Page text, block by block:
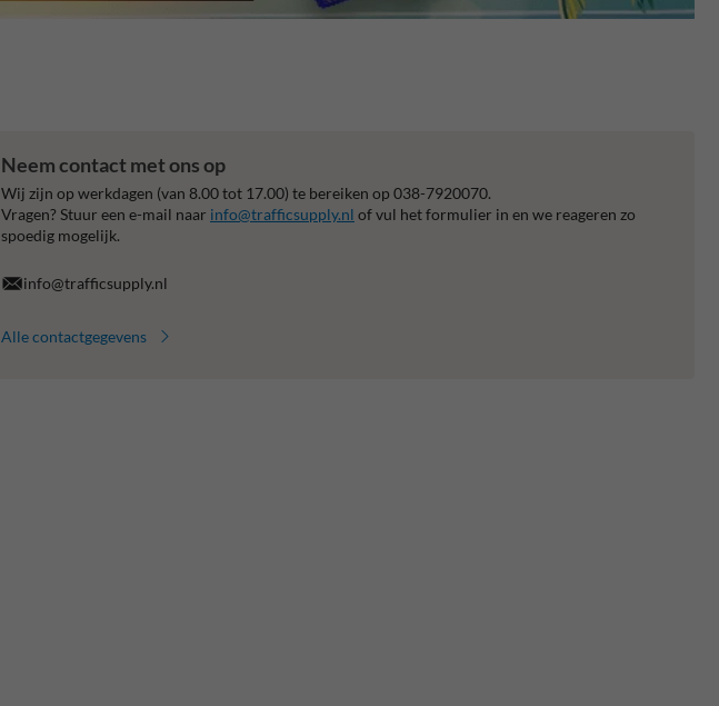
Neem contact met ons op
Wij zijn op werkdagen (van 8.00 tot 17.00) te bereiken op 038-7920070.
Vragen? Stuur een e-mail naar info@trafficsupply.nl of vul het formulier in en we reageren zo
spoedig mogelijk.
info@trafficsupply.nl
Alle contactgegevens